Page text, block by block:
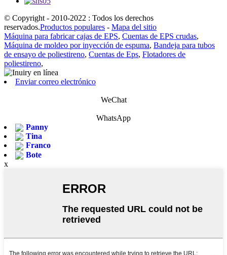
© Copyright - 2010-2022 : Todos los derechos
reservados.Productos populares - Mapa del sitio
Máquina para fabricar cajas de EPS, Cuentas de EPS crudas,
Máquina de moldeo por inyección de espuma, Bandeja para tubos
de ensayo de poliestireno, Cuentas de Eps, Flotadores de
poliestireno,
Enviar correo electrónico
WeChat
WhatsApp
Panny
Tina
Franco
Bote
x